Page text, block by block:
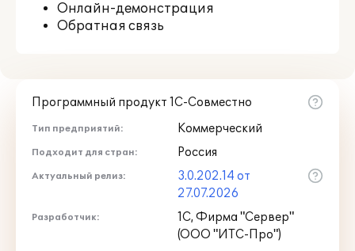
Онлайн-демонстрация
Обратная связь
Программный продукт 1С-Совместно
Тип предприятий: Коммерческий
Подходит для стран: Россия
Актуальный релиз:
3.0.202.14 от
27.07.2026
Разработчик:
1С, Фирма "Сервер"
(ООО "ИТС-Про")